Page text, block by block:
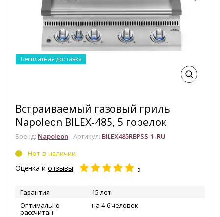
Бесплатная доставка
Встраиваемый газовый гриль
Napoleon BILEX-485, 5 горелок
Бренд: Napoleon Артикул: BILEX485RBPSS-1-RU
Нет в наличии
Оценка и отзывы: 5
Гарантия
15 лет
Оптимально
рассчитан
на 4-6 человек